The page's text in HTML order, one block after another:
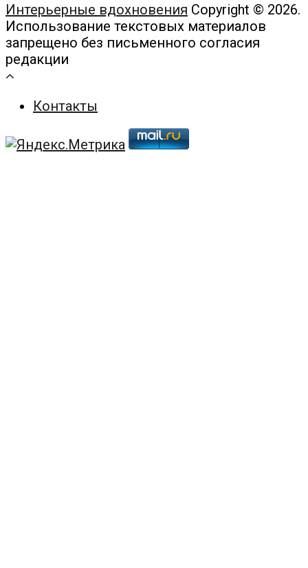
Интерьерные вдохновения Copyright © 2026.
Использование текстовых материалов
запрещено без письменного согласия
редакции
Контакты